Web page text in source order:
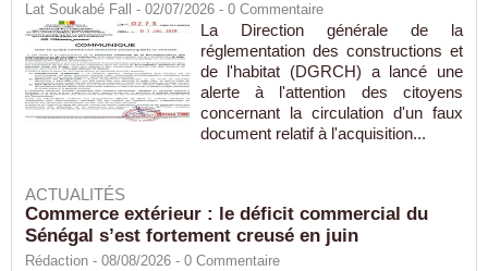
Lat Soukabé Fall - 02/07/2026 - 0 Commentaire
La Direction générale de la
réglementation des constructions et
de l'habitat (DGRCH) a lancé une
alerte à l'attention des citoyens
concernant la circulation d'un faux
document relatif à l'acquisition...
ACTUALITÉS
Commerce extérieur : le déficit commercial du
Sénégal s’est fortement creusé en juin
Rédaction - 08/08/2026 - 0 Commentaire